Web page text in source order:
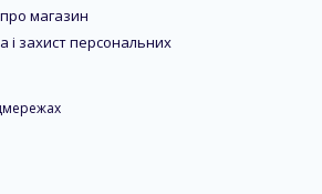
про магазин
і захист персональних